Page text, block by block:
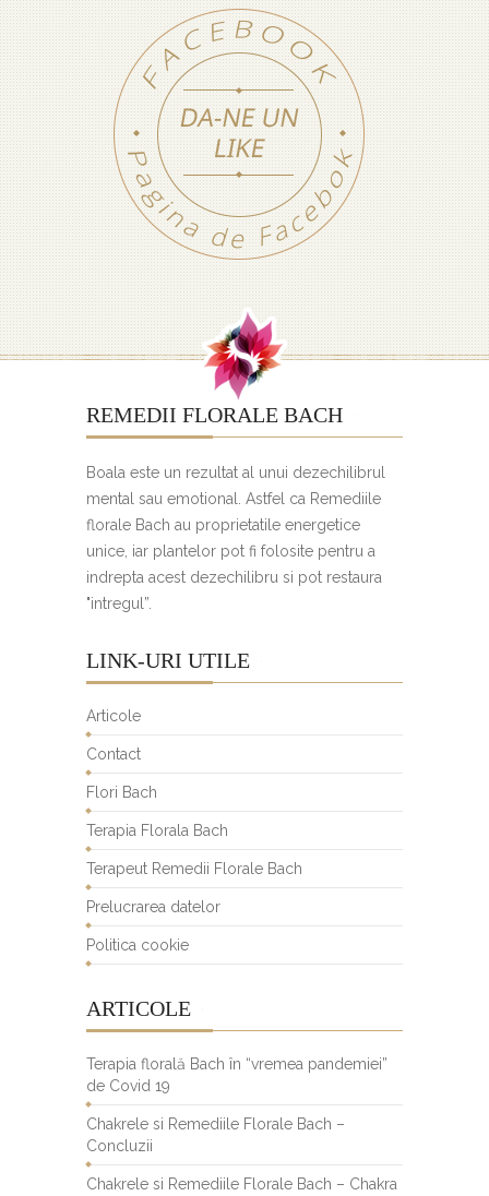
REMEDII FLORALE BACH
Boala este un rezultat al unui dezechilibrul
mental sau emotional. Astfel ca Remediile
florale Bach au proprietatile energetice
unice, iar plantelor pot fi folosite pentru a
indrepta acest dezechilibru si pot restaura
"intregul”.
LINK-URI UTILE
Articole
Contact
Flori Bach
Terapia Florala Bach
Terapeut Remedii Florale Bach
Prelucrarea datelor
Politica cookie
ARTICOLE
Terapia florală Bach în “vremea pandemiei”
de Covid 19
Chakrele si Remediile Florale Bach –
Concluzii
Chakrele si Remediile Florale Bach – Chakra